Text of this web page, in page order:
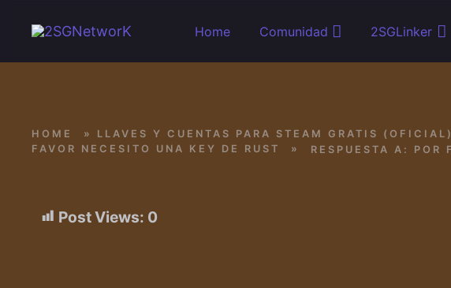
Home
Comunidad 2SGLinker
Post Views: 0
HOME » LLAVES Y CUENTAS PARA STEAM GRATIS (OFICIAL)
FAVOR NECESITO UNA KEY DE RUST
»